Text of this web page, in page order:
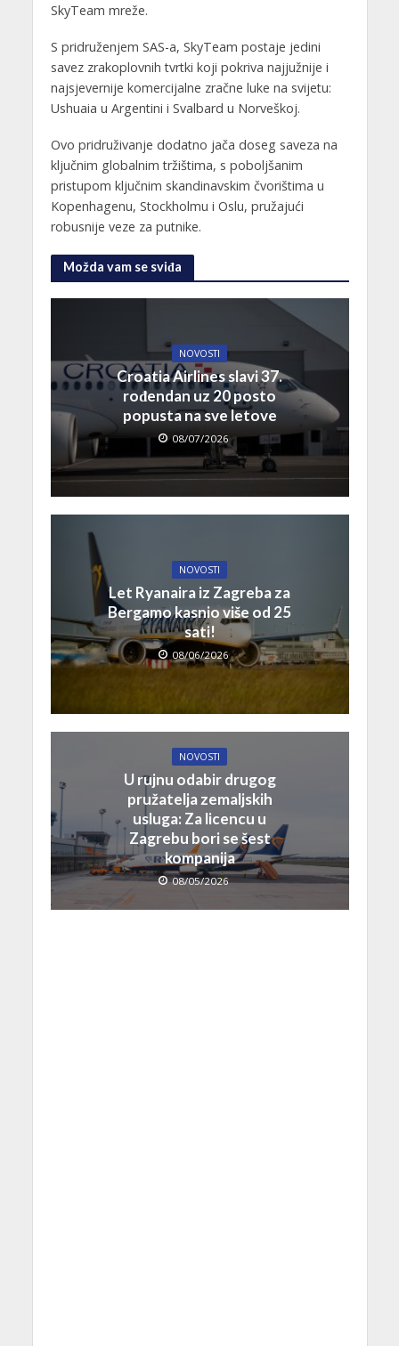
SkyTeam mreže.
S pridruženjem SAS-a, SkyTeam postaje jedini
savez zrakoplovnih tvrtki koji pokriva najjužnije i
najsjevernije komercijalne zračne luke na svijetu:
Ushuaia u Argentini i Svalbard u Norveškoj.
Ovo pridruživanje dodatno jača doseg saveza na
ključnim globalnim tržištima, s poboljšanim
pristupom ključnim skandinavskim čvorištima u
Kopenhagenu, Stockholmu i Oslu, pružajući
robusnije veze za putnike.
Možda vam se sviđa
NOVOSTI
Croatia Airlines slavi 37.
rođendan uz 20 posto
popusta na sve letove
08/07/2026
NOVOSTI
Let Ryanaira iz Zagreba za
Bergamo kasnio više od 25
sati!
08/06/2026
NOVOSTI
U rujnu odabir drugog
pružatelja zemaljskih
usluga: Za licencu u
Zagrebu bori se šest
kompanija
08/05/2026